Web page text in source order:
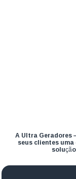
A Ultra Geradores
seus clientes